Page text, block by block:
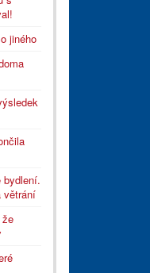
jiného
bydlení.
větrání